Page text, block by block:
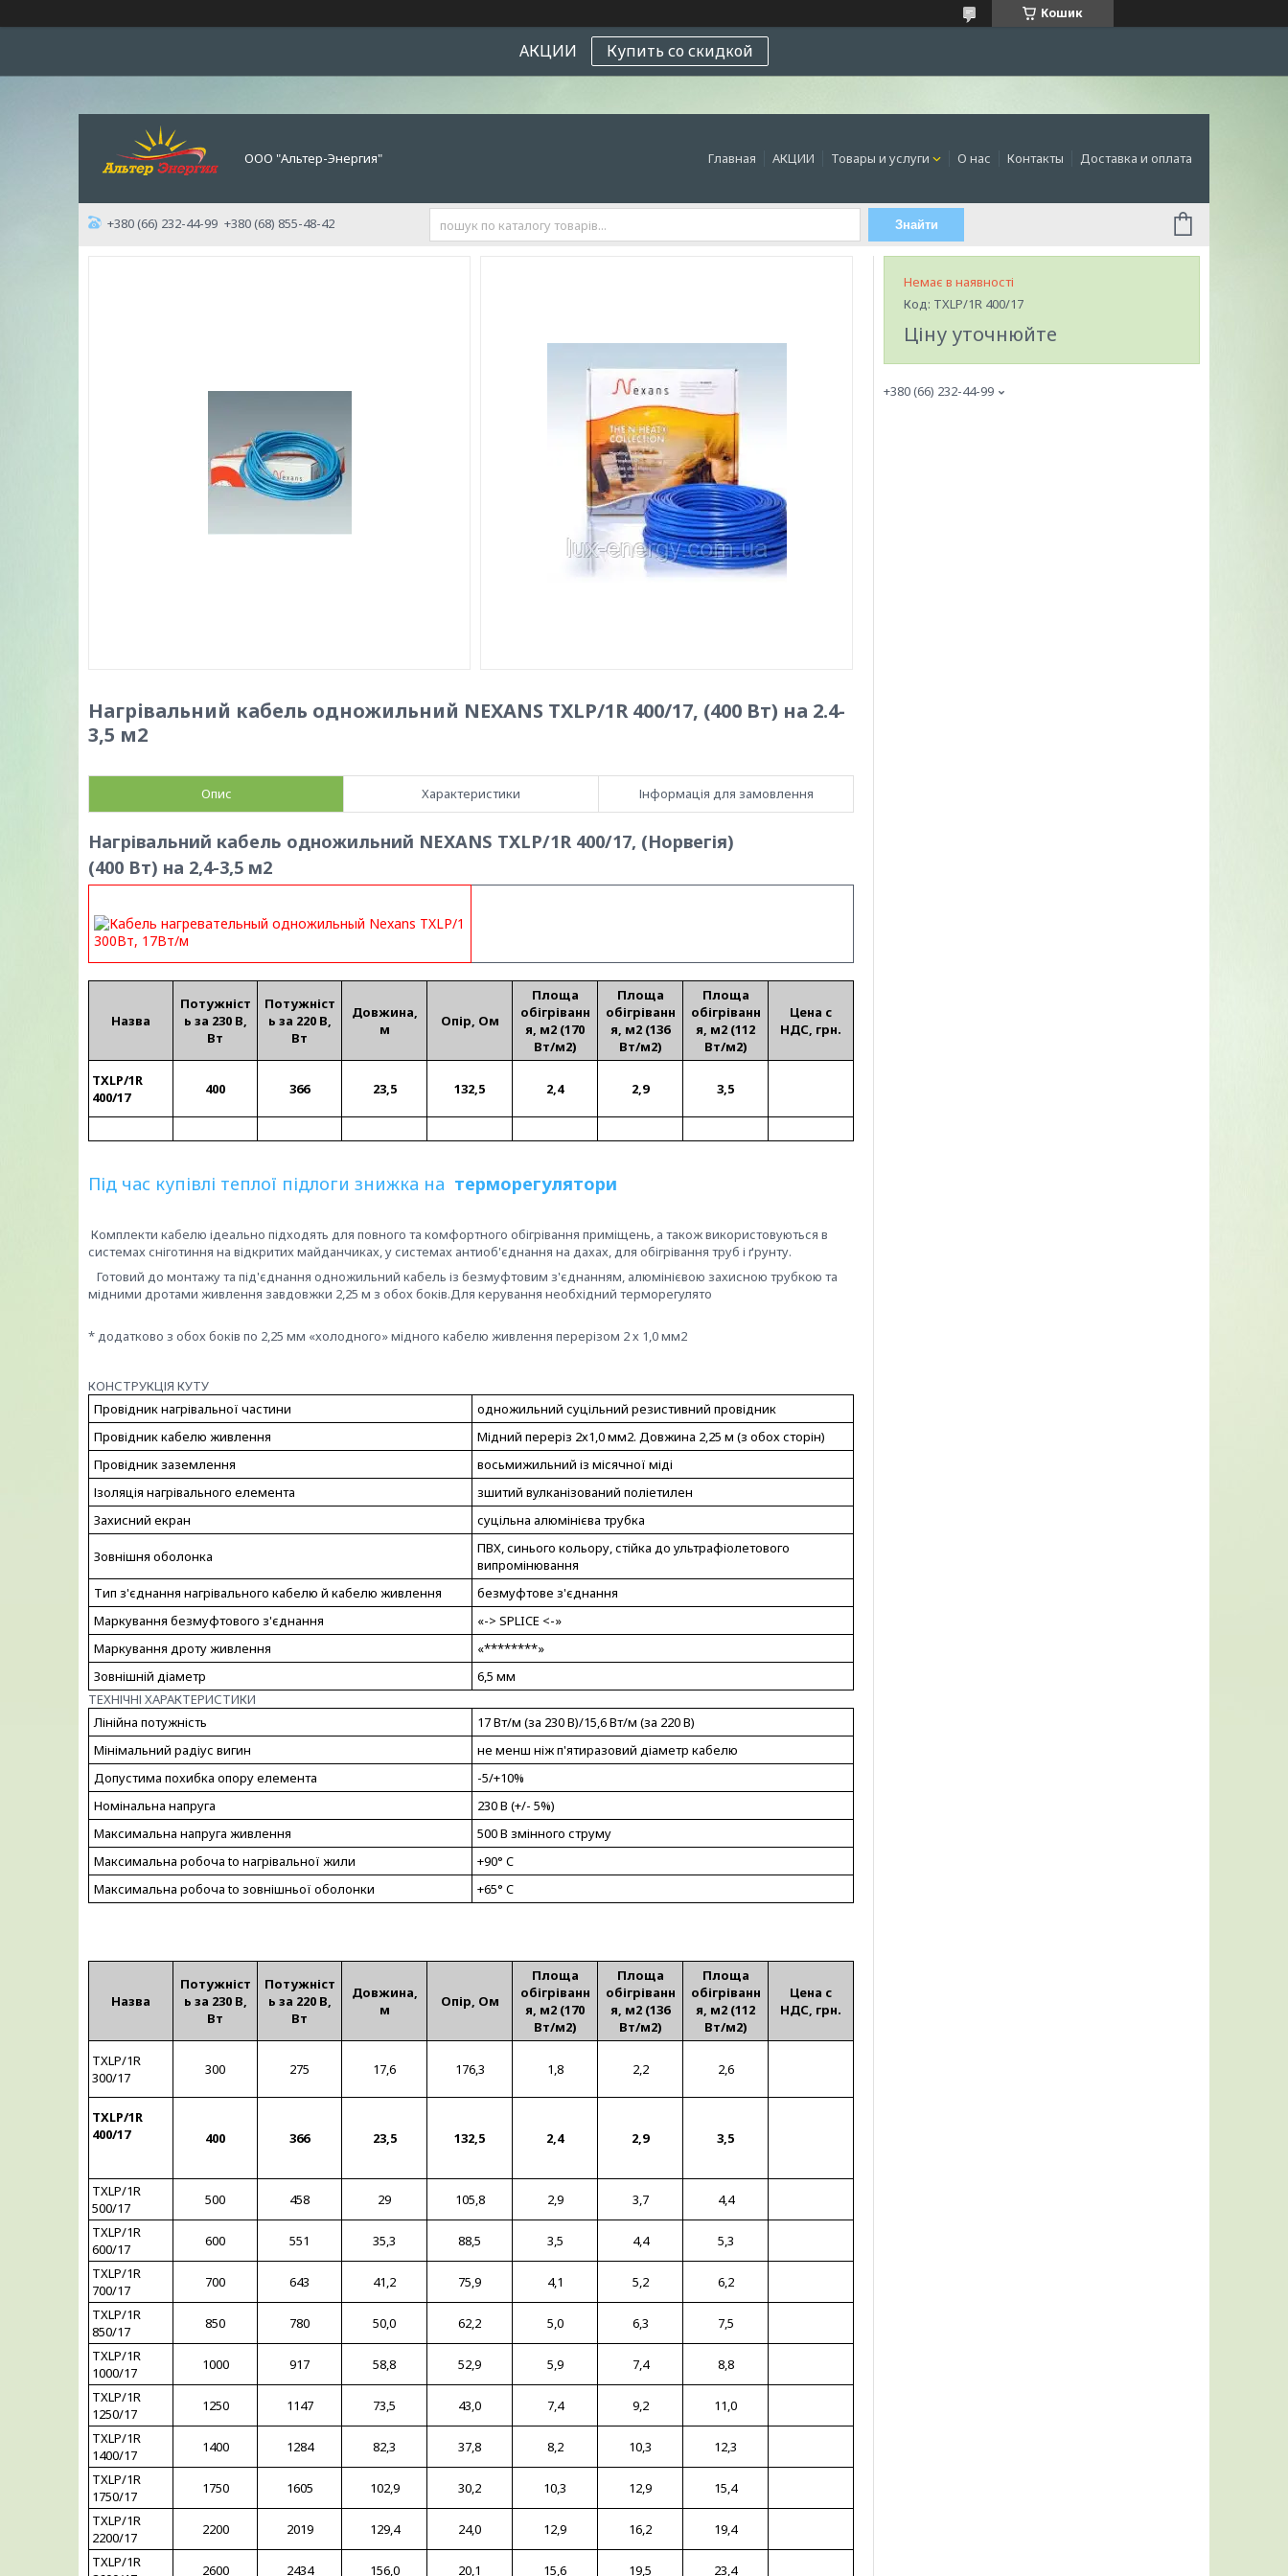
Кошик
АКЦИИ Купить со скидкой
ООО "Альтер-Энергия" Главная АКЦИИ Товары и услуги О нас Контакты Доставка и оплата
+380 (66) 232-44-99 +380 (68) 855-48-42 Знайти
Нагрівальний кабель одножильний NEXANS TXLP/1R 400/17, (400 Вт) на 2.4-
3,5 м2
Опис Характеристики Інформація для замовлення
Нагрівальний кабель одножильний NEXANS TXLP/1R 400/17, (Норвегія)
(400 Вт) на 2,4-3,5 м2​
Назва
Потужніст
ь за 230 В,
Вт
Потужніст
ь за 220 В,
Вт
Довжина,
м
Опір, Ом
Площа
обігріванн
я, м2 (170
Вт/м2)
Площа
обігріванн
я, м2 (136
Вт/м2)
Площа
обігріванн
я, м2 (112
Вт/м2)
Цена с
НДС, грн.
TXLP/1R
400/17
400 366 23,5 132,5 2,4 2,9 3,5
Під час купівлі теплої підлоги знижка на терморегулятори
Комплекти кабелю ідеально підходять для повного та комфортного обігрівання приміщень, а також використовуються в
системах сніготиння на відкритих майданчиках, у системах антиоб'єднання на дахах, для обігрівання труб і ґрунту.
Готовий до монтажу та під'єднання одножильний кабель із безмуфтовим з'єднанням, алюмінієвою захисною трубкою та
мідними дротами живлення завдовжки 2,25 м з обох боків.Для керування необхідний терморегулято
* додатково з обох боків по 2,25 мм «холодного» мідного кабелю живлення перерізом 2 х 1,0 мм2
КОНСТРУКЦІЯ КУТУ
Провідник нагрівальної частини
одножильний суцільний резистивний провідник
Провідник кабелю живлення
Мідний переріз 2х1,0 мм2. Довжина 2,25 м (з обох сторін)
Провідник заземлення
восьмижильний із місячної міді
Ізоляція нагрівального елемента
зшитий вулканізований поліетилен
Захисний екран
суцільна алюмінієва трубка
Зовнішня оболонка
ПВХ, синього кольору, стійка до ультрафіолетового
випромінювання
Тип з'єднання нагрівального кабелю й кабелю живлення
безмуфтове з'єднання
Маркування безмуфтового з'єднання
«-> SPLICE <-»
Маркування дроту живлення
«********»
Зовнішній діаметр
6,5 мм
ТЕХНІЧНІ ХАРАКТЕРИСТИКИ
Лінійна потужність
17 Вт/м (за 230 В)/15,6 Вт/м (за 220 В)
Мінімальний радіус вигин
не менш ніж п'ятиразовий діаметр кабелю
Допустима похибка опору елемента
-5/+10%
Номінальна напруга
230 В (+/- 5%)
Максимальна напруга живлення
500 В змінного струму
Максимальна робоча to нагрівальної жили
+90° C
Максимальна робоча to зовнішньої оболонки
+65° C
Назва
Потужніст
ь за 230 В,
Вт
Потужніст
ь за 220 В,
Вт
Довжина,
м
Опір, Ом
Площа
обігріванн
я, м2 (170
Вт/м2)
Площа
обігріванн
я, м2 (136
Вт/м2)
Площа
обігріванн
я, м2 (112
Вт/м2)
Цена с
НДС, грн.
TXLP/1R
300/17
300 275 17,6 176,3 1,8 2,2 2,6
TXLP/1R
400/17
400 366 23,5 132,5 2,4 2,9 3,5
TXLP/1R
500/17
500 458 29 105,8 2,9 3,7
4,4
TXLP/1R
600/17
600 551 35,3 88,5 3,5 4,4
5,3
TXLP/1R
700/17
700 643 41,2 75,9 4,1 5,2
6,2
TXLP/1R
850/17
850 780 50,0 62,2 5,0 6,3
7,5
TXLP/1R
1000/17
1000 917 58,8 52,9 5,9 7,4
8,8
TXLP/1R
1250/17
1250 1147 73,5 43,0 7,4 9,2
11,0
TXLP/1R
1400/17
1400 1284 82,3 37,8 8,2 10,3
12,3
TXLP/1R
1750/17
1750 1605 102,9 30,2 10,3 12,9
15,4
TXLP/1R
2200/17
2200 2019 129,4 24,0 12,9 16,2
19,4
TXLP/1R
2600 2434 156,0 20,1 15,6 19,5 23,4
Немає в наявності
Код: TXLP/1R 400/17
Ціну уточнюйте
+380 (66) 232-44-99